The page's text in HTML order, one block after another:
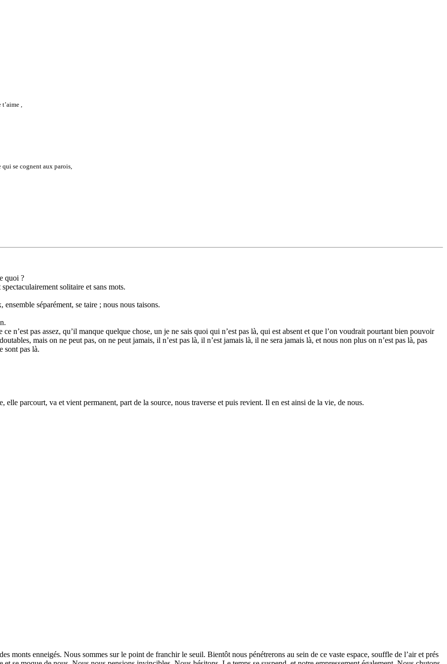
,
qui se cognent aux parois,
quoi ?
solitaire et sans mots.
séparément, se taire ; nous nous taisons.
n’est pas assez, qu’il manque quelque chose, un je ne sais quoi qui n’est pas là, qui est absent et que l’on voudrait pourtant bien pouvoir
mais on ne peut pas, on ne peut jamais, il n’est pas là, il n’est jamais là, il ne sera jamais là, et nous non plus on n’est pas là, pas
sont pas là.
parcourt, va et vient permanent, part de la source, nous traverse et puis revient. Il en est ainsi de la vie, de nous.
monts enneigés. Nous sommes sur le point de franchir le seuil. Bientôt nous pénétrerons au sein de ce vaste espace, souffle de l’air et prés